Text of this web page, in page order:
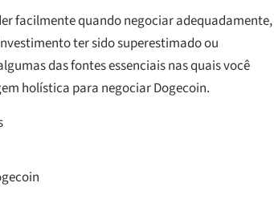
facilmente quando negociar adequadamente,
ter sido superestimado ou
das fontes essenciais nas quais você
holística para negociar Dogecoin.